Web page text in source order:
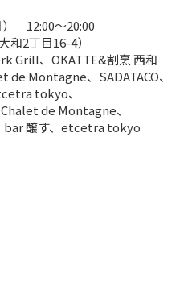
12:00～20:00
2丁目16-4）
Grill、OKATTE&割烹 西和
Montagne、SADATACO、
tokyo、
de Montagne、
bar 醸す、etcetra tokyo